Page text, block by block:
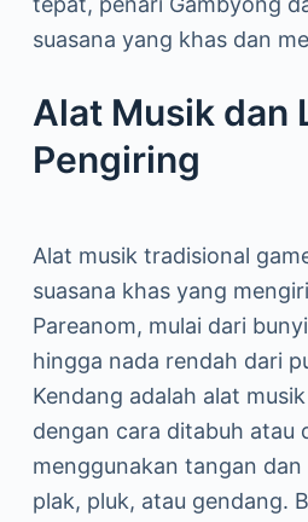
suasana yang khas dan
Alat Musik dan
Pengiring
Alat musik tradisional
suasana khas yang
Pareanom, mulai dari
hingga nada rendah dari
Kendang adalah alat
dengan cara ditabuh atau
menggunakan tangan
plak, pluk, atau gendang.